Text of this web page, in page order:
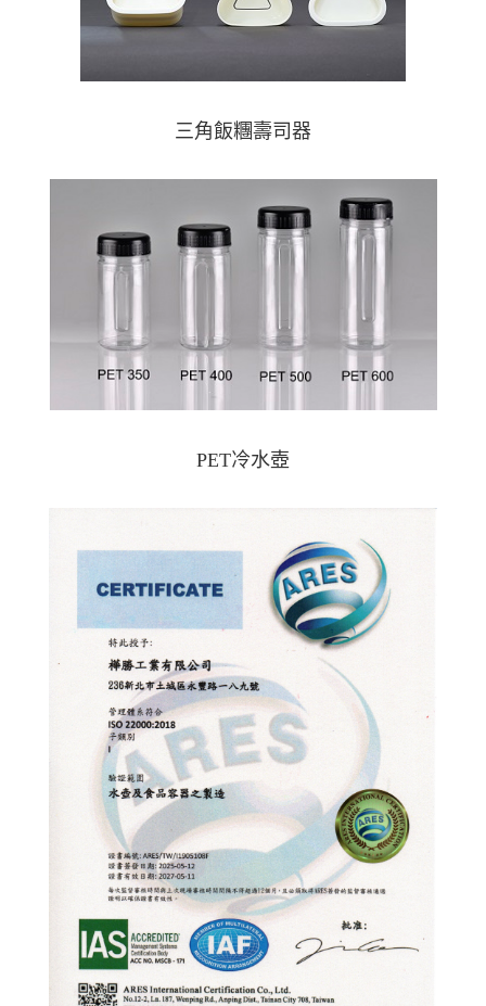
三角飯糰壽司器
PET冷水壺